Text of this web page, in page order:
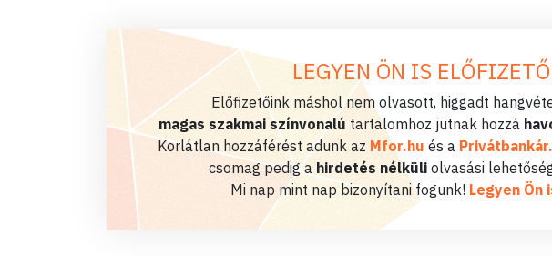
LEGYEN ÖN IS
Előfizetőink máshol nem olvasott, higgadt
magas szakmai színvonalú tartalomhoz jutnak hozzá
Korlátlan hozzáférést adunk az Mfor.hu és a
csomag pedig a hirdetés nélküli olvasási
Mi nap mint nap bizonyítani fogunk! Legyen Ön